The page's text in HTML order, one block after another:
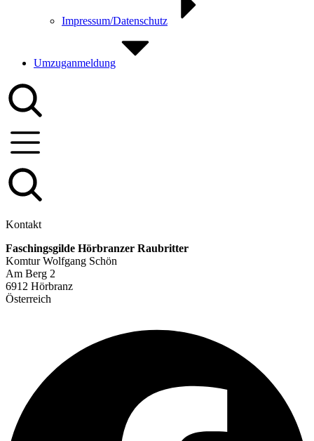
Impressum/Datenschutz
Umzuganmeldung
Kontakt
Faschingsgilde Hörbranzer Raubritter
Komtur Wolfgang Schön
Am Berg 2
6912 Hörbranz
Österreich